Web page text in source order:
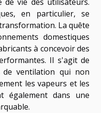
en particulier, se
La quête
domestiques
à concevoir des
Il s'agit de
de ventilation qui non
les vapeurs et les
également dans une